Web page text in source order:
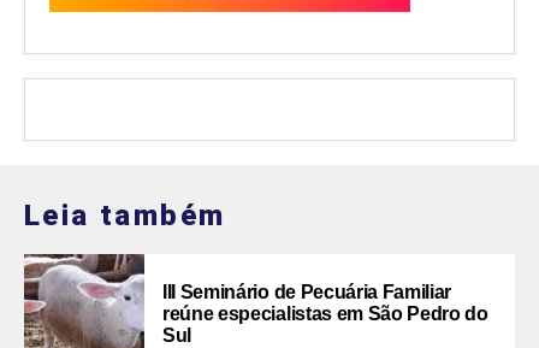
Leia também
III Seminário de Pecuária Familiar
reúne especialistas em São Pedro do
Sul